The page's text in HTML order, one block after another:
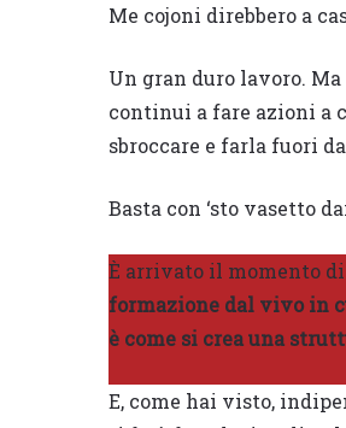
Me cojoni direbbero a
Un gran duro lavoro.
continui a fare azioni a
sbroccare e farla fuori
Basta con ‘sto vasetto
È arrivato il momento
formazione dal vivo in
è come si crea una
E, come hai visto,